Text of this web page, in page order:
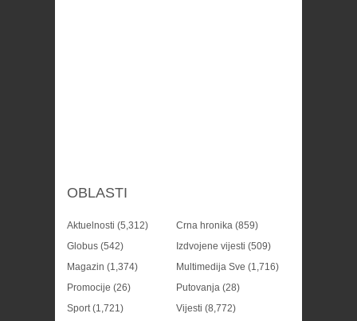
OBLASTI
Aktuelnosti (5,312) Crna hronika (859)
Globus (542) Izdvojene vijesti (509)
Magazin (1,374) Multimedija Sve (1,716)
Promocije (26) Putovanja (28)
Sport(1,721) Vijesti (8,772)